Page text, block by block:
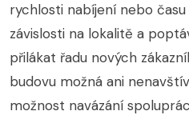
rychlosti nabíjení nebo
závislosti na lokalitě a
přilákat řadu nových
budovu možná ani
možnost navázání